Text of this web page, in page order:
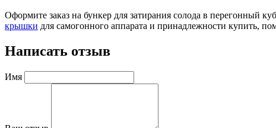
Оформите заказ на бункер для затирания солода в перегонный
крышки для самогонного аппарата и принадлежности купить,
Написать отзыв
Имя